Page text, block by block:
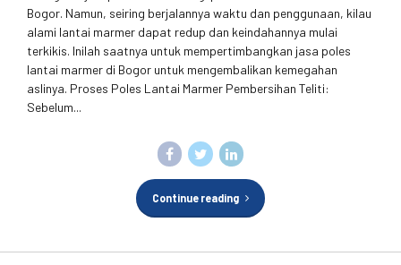
Bogor. Namun, seiring berjalannya waktu dan penggunaan, kilau
alami lantai marmer dapat redup dan keindahannya mulai
terkikis. Inilah saatnya untuk mempertimbangkan jasa poles
lantai marmer di Bogor untuk mengembalikan kemegahan
aslinya. Proses Poles Lantai Marmer Pembersihan Teliti:
Sebelum...
Continue reading